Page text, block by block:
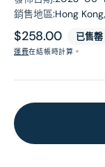
銷售地區:Hong
原
價
$258.00 已售罄
運費在結帳時計算。